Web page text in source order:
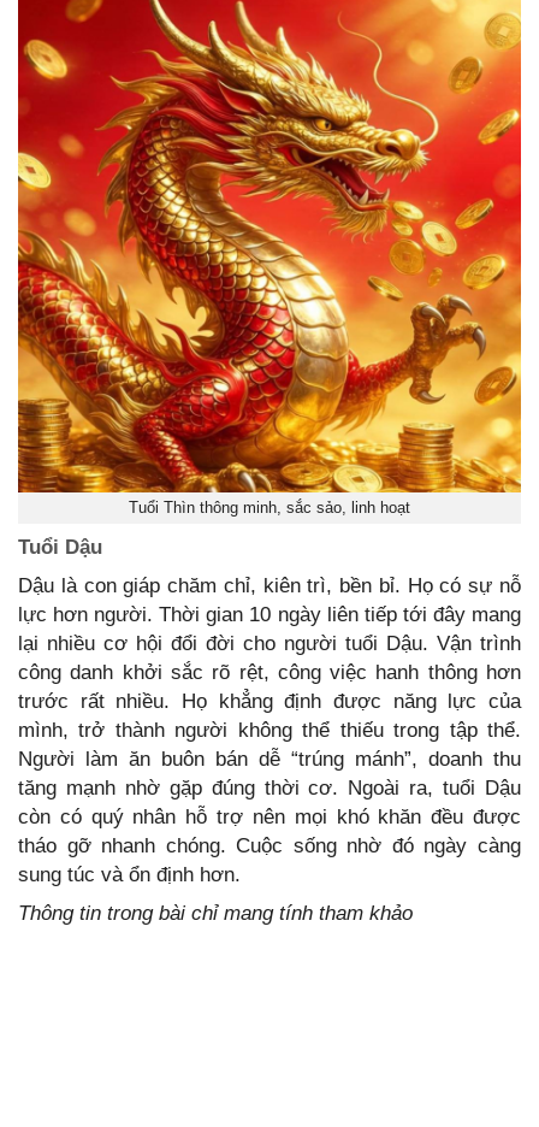
Tuổi Thìn thông minh, sắc sảo, linh hoạt
Tuổi Dậu
Dậu là con giáp chăm chỉ, kiên trì, bền bỉ. Họ có sự nỗ
lực hơn người. Thời gian 10 ngày liên tiếp tới đây mang
lại nhiều cơ hội đổi đời cho người tuổi Dậu. Vận trình
công danh khởi sắc rõ rệt, công việc hanh thông hơn
trước rất nhiều. Họ khẳng định được năng lực của
mình, trở thành người không thể thiếu trong tập thể.
Người làm ăn buôn bán dễ “trúng mánh”, doanh thu
tăng mạnh nhờ gặp đúng thời cơ. Ngoài ra, tuổi Dậu
còn có quý nhân hỗ trợ nên mọi khó khăn đều được
tháo gỡ nhanh chóng. Cuộc sống nhờ đó ngày càng
sung túc và ổn định hơn.
Thông tin trong bài chỉ mang tính tham khảo